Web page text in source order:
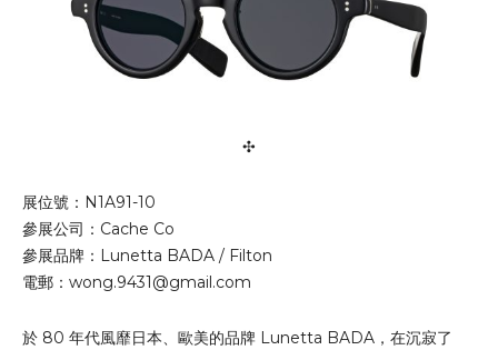
✣
展位號：N1A91-10
參展公司：Cache Co
參展品牌：Lunetta BADA / Filton
電郵： wong.9431@gmail.com
於 80 年代風靡日本、歐美的品牌 Lunetta BADA，在沉寂了